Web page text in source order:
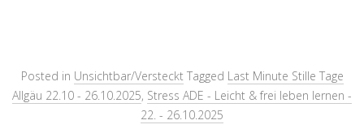
Posted in Unsichtbar/Versteckt Tagged Last Minute Stille Tage
Allgäu 22.10 - 26.10.2025, Stress ADE - Leicht & frei leben lernen -
22. - 26.10.2025